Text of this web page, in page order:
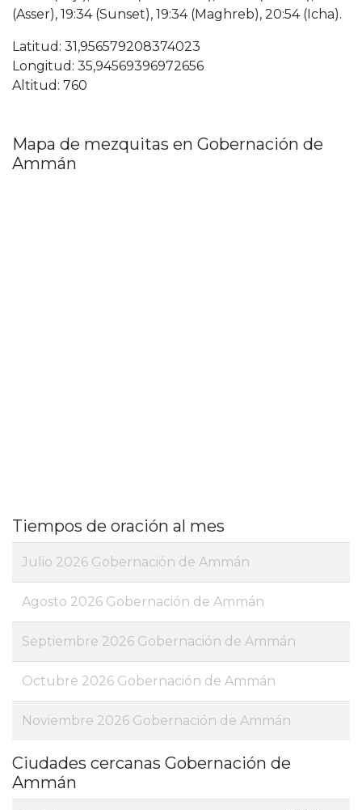
(Asser), 19:34 (Sunset), 19:34 (Maghreb), 20:54 (Icha).
Latitud: 31,956579208374023
Longitud: 35,94569396972656
Altitud: 760
Mapa de mezquitas en Gobernación de
Ammán
Tiempos de oración al mes
Julio 2026 Gobernación de Ammán
Agosto 2026 Gobernación de Ammán
Septiembre 2026 Gobernación de Ammán
Octubre 2026 Gobernación de Ammán
Noviembre 2026 Gobernación de Ammán
Ciudades cercanas Gobernación de
Ammán